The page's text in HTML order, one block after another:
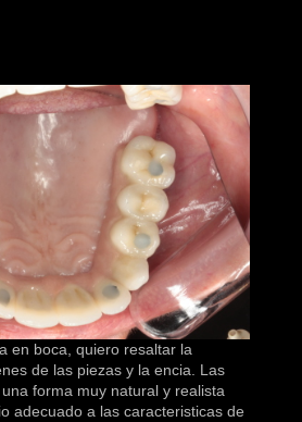
en boca, quiero resaltar la
de las piezas y la encia. Las
forma muy natural y realista
adecuado a las caracteristicas de